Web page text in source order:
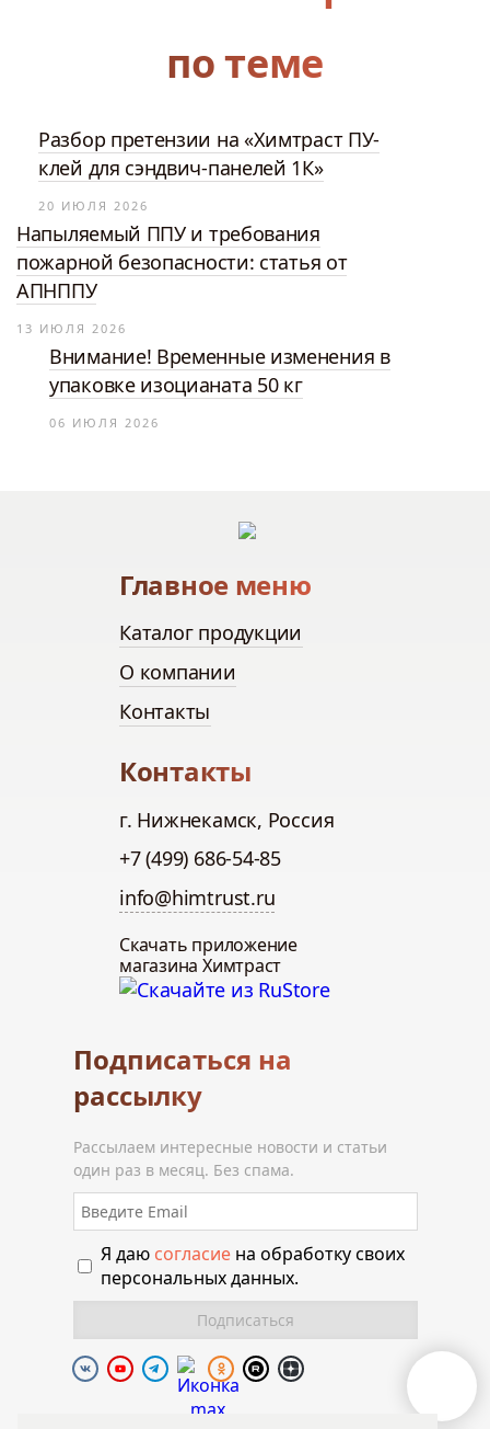
по теме
Разбор претензии на «Химтраст ПУ-
клей для сэндвич-панелей 1К»
20 ИЮЛЯ 2026
Напыляемый ППУ и требования
пожарной безопасности: статья от
АПНППУ
13 ИЮЛЯ 2026
Внимание! Временные изменения в
упаковке изоцианата 50 кг
06 ИЮЛЯ 2026
Главное меню
Каталог продукции
О компании
Контакты
Контакты
г. Нижнекамск, Россия
+7 (499) 686-54-85
info@himtrust.ru
Скачать приложение
магазина Химтраст
Подписаться на
рассылку
Рассылаем интересные новости и статьи
один раз в месяц. Без спама.
Я даю согласиена обработку своих
персональных данных.